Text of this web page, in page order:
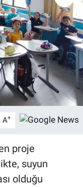
A+
proje
suyun
olduğu